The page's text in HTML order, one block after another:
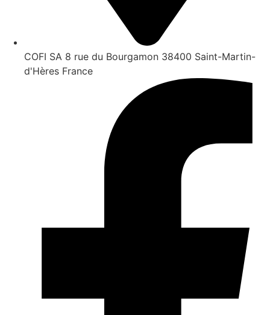
COFI SA 8 rue du Bourgamon 38400 Saint-Martin-
d'Hères France